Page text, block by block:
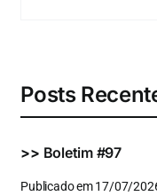
Posts
>> Boletim #97
Publicado em 17/07/